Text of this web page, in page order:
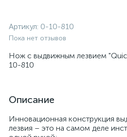
Артикул: 0-10-810
Пока нет отзывов
Нож с выдвижным лезвием
10-810
Описание
Инновационная конструкция
лезвия – это на самом деле